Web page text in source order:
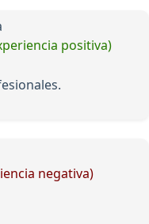
positiva)
negativa)